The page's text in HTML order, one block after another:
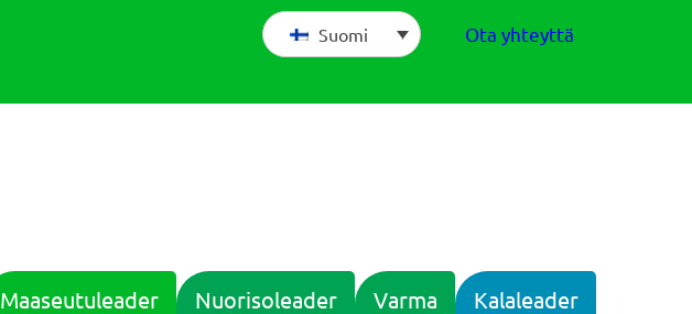
Ota yhteyttä
Suomi
Maaseutuleader Nuorisoleader Varma Kalaleader